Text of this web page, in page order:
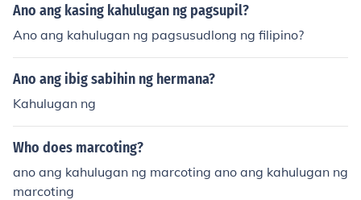
Ano ang kasing kahulugan ng pagsupil?
Ano ang kahulugan ng pagsusudlong ng filipino?
Ano ang ibig sabihin ng hermana?
Kahulugan ng
Who does marcoting?
ano ang kahulugan ng marcoting ano ang kahulugan ng
marcoting